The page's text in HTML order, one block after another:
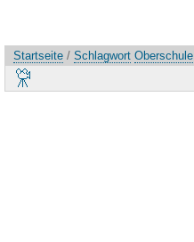
Startseite / Schlagwort Oberschule